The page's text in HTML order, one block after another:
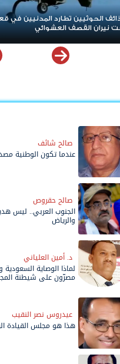
العصيان المدني الجنوبي..
الهيمنة والوصاية وإعلان
صالح شائف
عندما تكون الوطنية
صالح حقروص
الجنوب العربي.. ليس
والرياض
د. أمين العلياني
لماذا الوصاية
مصرّون على شيطنة
عيدروس نصر النقيب
هذا هو مجلس القيادة